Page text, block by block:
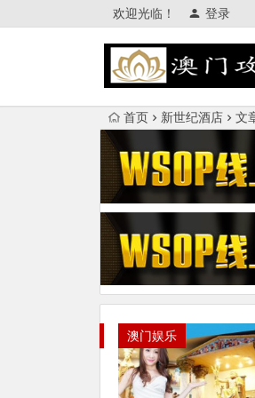
欢迎光临！ 登录
首页 新世纪酒店 文
澳门娱乐